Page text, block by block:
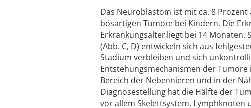
Das Neuroblastom ist mit ca. 8
bösartigen Tumore bei Kindern. Die
Erkrankungsalter liegt bei 14 Monaten.
(Abb. C, D) entwickeln sich aus
Stadium verbleiben und sich
Entstehungsmechanismen der
Bereich der Nebennieren und in der
Diagnosestellung hat die Hälfte der
vor allem Skelettsystem, Lymphknoten